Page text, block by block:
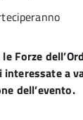
Forze
a
dell’evento.